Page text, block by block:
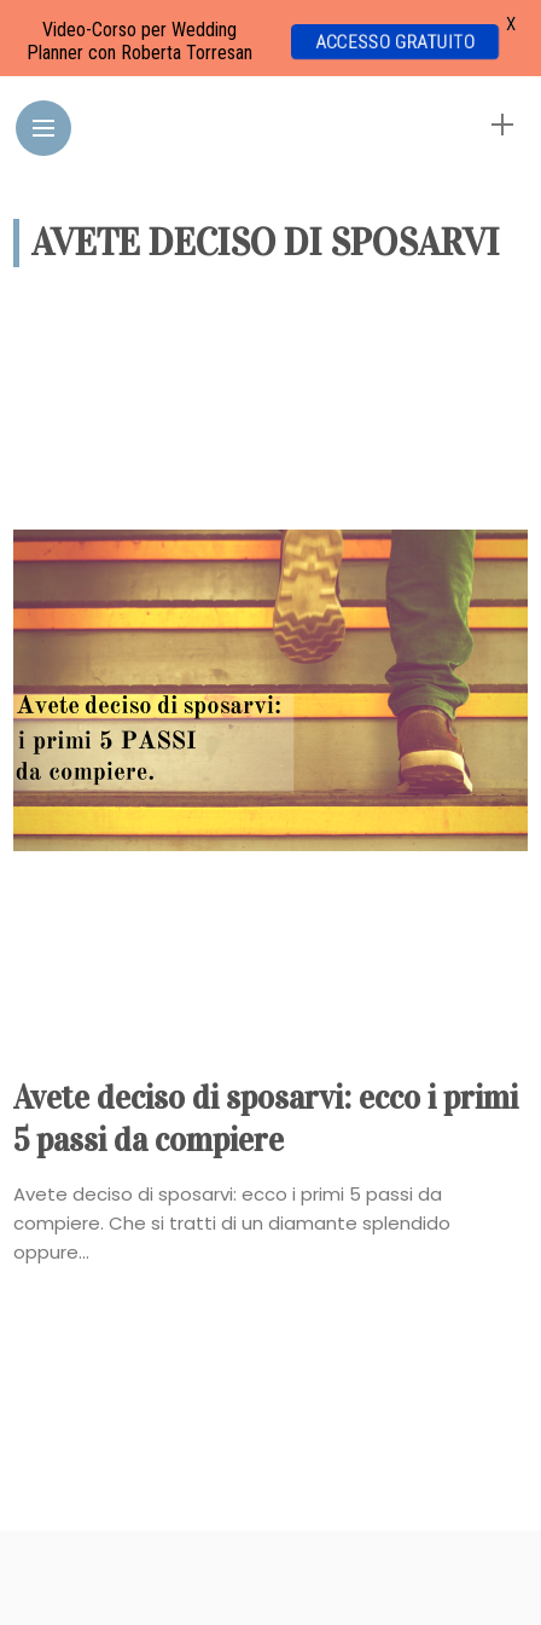
AVETE DECISO DI SPOSARVI
Avete deciso di sposarvi: ecco i primi
5 passi da compiere
Avete deciso di sposarvi: ecco i primi 5 passi da
compiere. Che si tratti di un diamante splendido
oppure...
Video-Corso per Wedding
Planner con Roberta Torresan
ACCESSO GRATUITO
X